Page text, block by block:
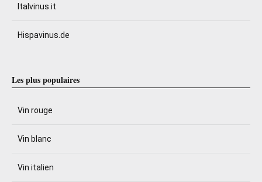
Italvinus.it
Hispavinus.de
Les plus populaires
Vin rouge
Vin blanc
Vin italien